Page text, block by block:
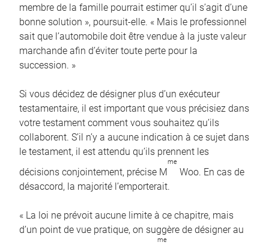
membre de la famille pourrait estimer qu’il s’agit d’une
bonne solution », poursuit-elle. « Mais le professionnel
sait que l’automobile doit être vendue à la juste valeur
marchande afin d’éviter toute perte pour la
succession. »
Si vous décidez de désigner plus d’un exécuteur
testamentaire, il est important que vous précisiez dans
votre testament comment vous souhaitez qu’ils
collaborent. S’il n’y a aucune indication à ce sujet dans
le testament, il est attendu qu’ils prennent les
décisions conjointement, précise M
me
Woo. En cas de
désaccord, la majorité l’emporterait.
« La loi ne prévoit aucune limite à ce chapitre, mais
d’un point de vue pratique, on suggère de désigner au
me